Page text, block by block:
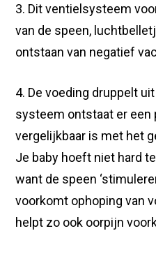
3. Dit ventielsysteem
van de speen,
ontstaan van negatief
4. De voeding druppelt
systeem ontstaat er een
vergelijkbaar is met het
Je baby hoeft niet hard
want de speen
voorkomt ophoping van
helpt zo ook oorpijn